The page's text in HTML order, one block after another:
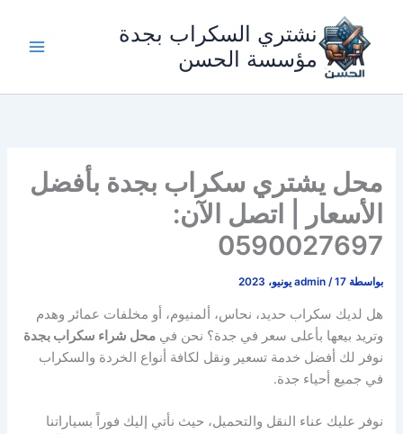
المحتوى
نشتري السكراب بجدة
مؤسسة الحسن
محل يشتري سكراب بجدة بأفضل
الأسعار | اتصل الآن:
0590027697
بواسطة admin /17 يونيو، 2023
هل لديك سكراب حديد، نحاس، ألمنيوم، أو مخلفات عمائر وهدم
وتريد بيعها بأعلى سعر في جدة؟ نحن فيمحل شراء سكراب بجدة
نوفر لك أفضل خدمة تسعير ونقل لكافة أنواع الخردة والسكراب
في جميع أحياء جدة.
نوفر عليك عناء النقل والتحميل، حيث نأتي إليك فوراً بسياراتنا